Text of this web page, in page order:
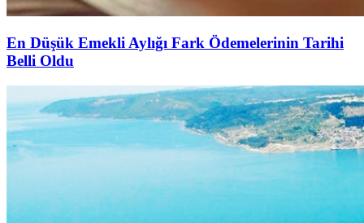
En Düşük Emekli Aylığı Fark Ödemelerinin Tarihi
Belli Oldu